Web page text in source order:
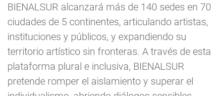
BIENALSUR alcanzará más de 140 sedes en 70
ciudades de 5 continentes, articulando artistas,
instituciones y públicos, y expandiendo su
territorio artístico sin fronteras. A través de esta
plataforma plural e inclusiva, BIENALSUR
pretende romper el aislamiento y superar el